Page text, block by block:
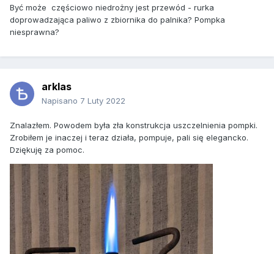
Być może częściowo niedrożny jest przewód - rurka
doprowadzająca paliwo z zbiornika do palnika? Pompka
niesprawna?
arklas
Napisano 7 Luty 2022
Znalazłem. Powodem była zła konstrukcja uszczelnienia pompki.
Zrobiłem je inaczej i teraz działa, pompuje, pali się elegancko.
Dziękuję za pomoc.